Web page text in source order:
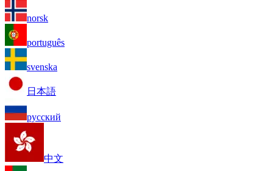
norsk
português
svenska
日本語
русский
中文